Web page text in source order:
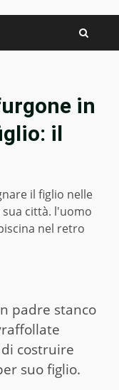
in
il
il figlio nelle
città. l'uomo
nel retro
padre stanco
costruire
suo figlio.